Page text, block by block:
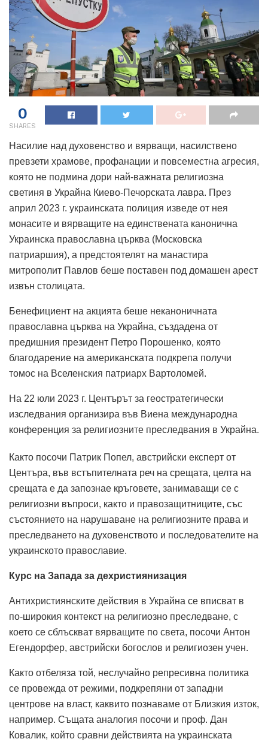
0
SHARES
Насилие над духовенство и вярващи, насилствено
превзети храмове, профанации и повсеместна агресия,
която не подмина дори най-важната религиозна
светиня в Украйна Киево-Печорската лавра. През
април 2023 г. украинската полиция изведе от нея
монасите и вярващите на единствената канонична
Украинска православна църква (Московска
патриаршия), а предстоятелят на манастира
митрополит Павлов беше поставен под домашен арест
извън столицата.
Бенефициент на акцията беше неканоничната
православна църква на Украйна, създадена от
предишния президент Петро Порошенко, която
благодарение на американската подкрепа получи
томос на Вселенския патриарх Вартоломей.
На 22 юли 2023 г. Центърът за геостратегически
изследвания организира във Виена международна
конференция за религиозните преследвания в Украйна.
Както посочи Патрик Попел, австрийски експерт от
Центъра, във встъпителната реч на срещата, целта на
срещата е да запознае кръговете, занимаващи се с
религиозни въпроси, както и правозащитниците, със
състоянието на нарушаване на религиозните права и
преследването на духовенството и последователите на
украинското православие.
Курс на Запада за дехристиянизация
Антихристиянските действия в Украйна се вписват в
по-широкия контекст на религиозно преследване, с
което се сблъскват вярващите по света, посочи Антон
Егендорфер, австрийски богослов и религиозен учен.
Както отбеляза той, неслучайно репресивна политика
се провежда от режими, подкрепяни от западни
центрове на власт, каквито познаваме от Близкия изток,
например. Същата аналогия посочи и проф. Дан
Ковалик, който сравни действията на украинската